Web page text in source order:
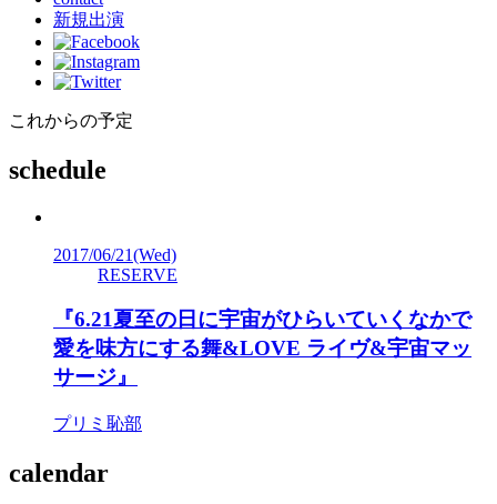
新規出演
これからの予定
schedule
2017/06/21(Wed)
RESERVE
『6.21夏至の日に宇宙がひらいていくなかで
愛を味方にする舞&LOVE ライヴ&宇宙マッ
サージ』
プリミ恥部
calendar